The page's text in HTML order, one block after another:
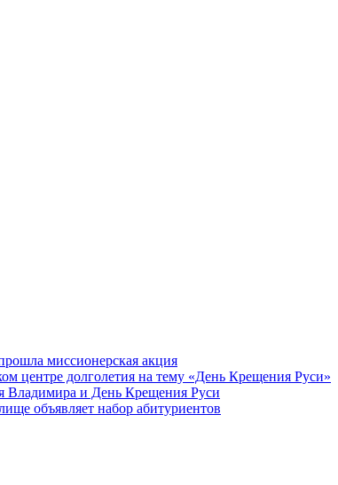
миссионерская акция
центре долголетия на тему «День Крещения Руси»
Владимира и День Крещения Руси
объявляет набор абитуриентов